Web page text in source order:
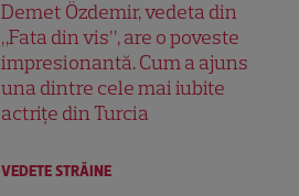
Demet Özdemir, vedeta din
„Fata din vis”, are o poveste
impresionantă. Cum a ajuns
una dintre cele mai iubite
actrițe din Turcia
VEDETE STRĂINE